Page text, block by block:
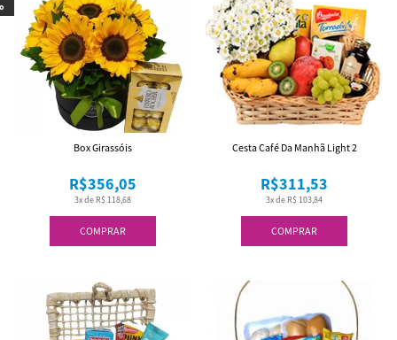
COMPRAR
3x de R$ 118,68
R$356,05
Box Girassóis
COMPRAR
3x de R$ 103,84
R$311,53
Cesta Café Da Manhã Light 2